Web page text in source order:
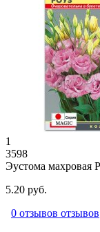
1
3598
Эустома махровая
5.20 руб.
0 отзывов отзывов